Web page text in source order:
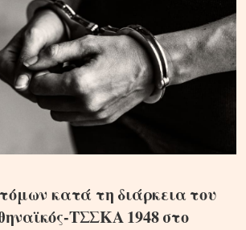
κατά τη διάρκεια του
ΤΣΣΚΑ 1948 στο